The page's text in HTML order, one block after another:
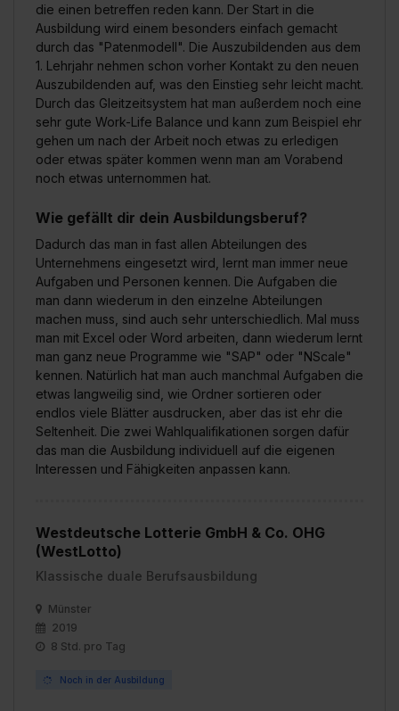
die einen betreffen reden kann. Der Start in die
Ausbildung wird einem besonders einfach gemacht
durch das "Patenmodell". Die Auszubildenden aus dem
1. Lehrjahr nehmen schon vorher Kontakt zu den neuen
Auszubildenden auf, was den Einstieg sehr leicht macht.
Durch das Gleitzeitsystem hat man außerdem noch eine
sehr gute Work-Life Balance und kann zum Beispiel ehr
gehen um nach der Arbeit noch etwas zu erledigen
oder etwas später kommen wenn man am Vorabend
noch etwas unternommen hat.
Wie gefällt dir dein Ausbildungsberuf?
Dadurch das man in fast allen Abteilungen des
Unternehmens eingesetzt wird, lernt man immer neue
Aufgaben und Personen kennen. Die Aufgaben die
man dann wiederum in den einzelne Abteilungen
machen muss, sind auch sehr unterschiedlich. Mal muss
man mit Excel oder Word arbeiten, dann wiederum lernt
man ganz neue Programme wie "SAP" oder "NScale"
kennen. Natürlich hat man auch manchmal Aufgaben die
etwas langweilig sind, wie Ordner sortieren oder
endlos viele Blätter ausdrucken, aber das ist ehr die
Seltenheit. Die zwei Wahlqualifikationen sorgen dafür
das man die Ausbildung individuell auf die eigenen
Interessen und Fähigkeiten anpassen kann.
Westdeutsche Lotterie GmbH & Co. OHG
(WestLotto)
Klassische duale Berufsausbildung
Münster
2019
8 Std. pro Tag
Noch in der Ausbildung